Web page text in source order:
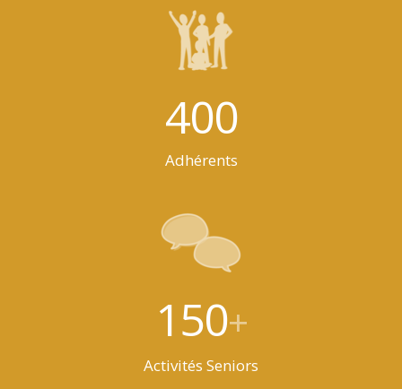
400
Adhérents
150+
Activités Seniors